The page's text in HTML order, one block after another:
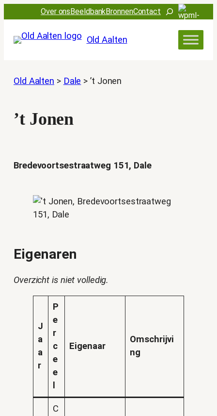
naar
Over onsBeeldbankBronnenContact Zoeken
Old Aalten
Old Aalten > Dale >’t Jonen
’t Jonen
Bredevoortsestraatweg 151, Dale
Eigenaren
Overzicht is niet volledig.
J
a
a
r
P
e
r
c
e
e
Eigenaar
Omschrijvi
ng
C